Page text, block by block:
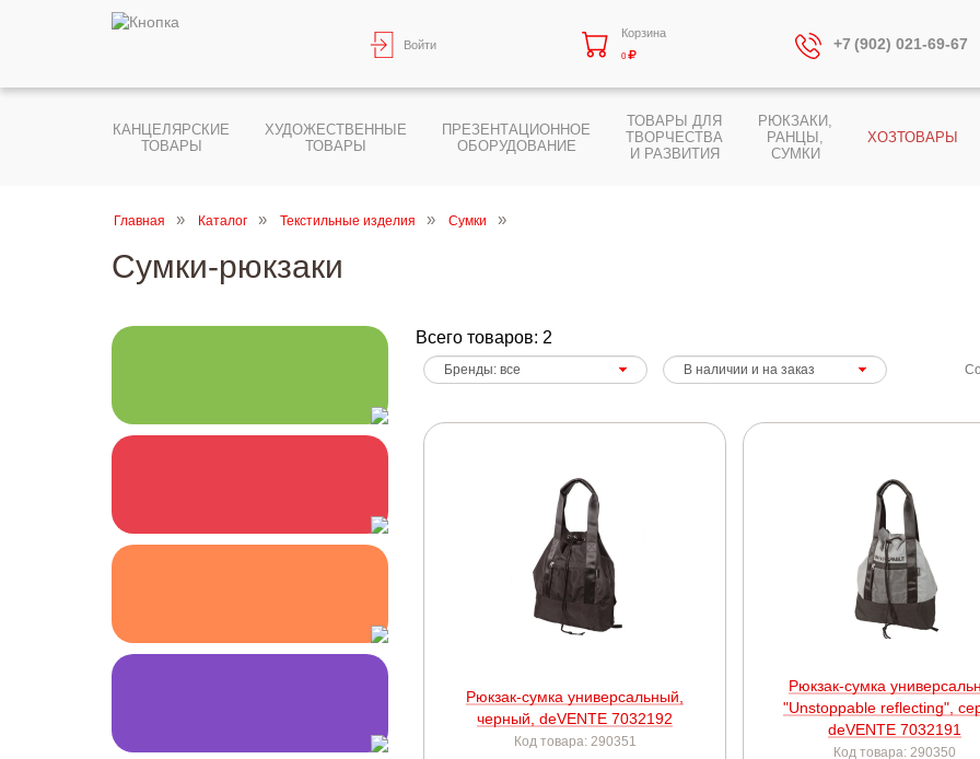
Войти
Корзина
0
+7 (902) 021-69-67
КАНЦЕЛЯРСКИЕ
ТОВАРЫ
ХУДОЖЕСТВЕННЫЕ
ТОВАРЫ
ПРЕЗЕНТАЦИОННОЕ
ОБОРУДОВАНИЕ
ТОВАРЫ ДЛЯ
ТВОРЧЕСТВА
И РАЗВИТИЯ
РЮКЗАКИ,
РАНЦЫ,
СУМКИ
ХОЗТОВАРЫ
Главная Каталог Текстильные изделия Сумки
Сумки-рюкзаки
Всего товаров: 2
Рюкзак-сумка универсальный,
черный, deVENTE 7032192
Код товара: 290351
Рюкзак-сумка
"Unstoppable reflecting",
deVENTE 7032191
Код товара: 290350